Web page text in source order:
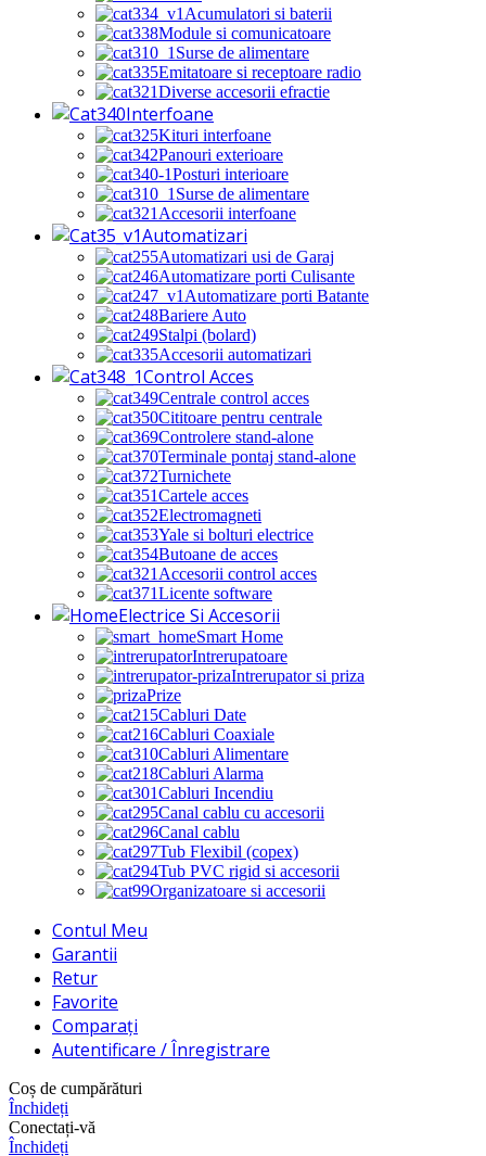
Acumulatori si baterii
Module si comunicatoare
Surse de alimentare
Emitatoare si receptoare radio
Diverse accesorii efractie
Interfoane
Kituri interfoane
Panouri exterioare
Posturi interioare
Surse de alimentare
Accesorii interfoane
Automatizari
Automatizari usi de Garaj
Automatizare porti Culisante
Automatizare porti Batante
Bariere Auto
Stalpi (bolard)
Accesorii automatizari
Control Acces
Centrale control acces
Cititoare pentru centrale
Controlere stand-alone
Terminale pontaj stand-alone
Turnichete
Cartele acces
Electromagneti
Yale si bolturi electrice
Butoane de acces
Accesorii control acces
Licente software
Electrice Si Accesorii
Smart Home
Intrerupatoare
Intrerupator si priza
Prize
Cabluri Date
Cabluri Coaxiale
Cabluri Alimentare
Cabluri Alarma
Cabluri Incendiu
Canal cablu cu accesorii
Canal cablu
Tub Flexibil (copex)
Tub PVC rigid si accesorii
Organizatoare si accesorii
Contul Meu
Garantii
Retur
Favorite
Comparați
Autentificare / Înregistrare
Coș de cumpărături
Închideți
Conectați-vă
Închideți